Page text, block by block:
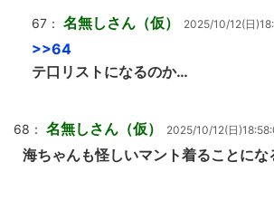
67： 名無しさん（仮） 2025/10/12(日
>>64
テ口リストになるのか…
68： 名無しさん（仮） 2025/10/12(日
海ちゃんも怪しいマント着ることに